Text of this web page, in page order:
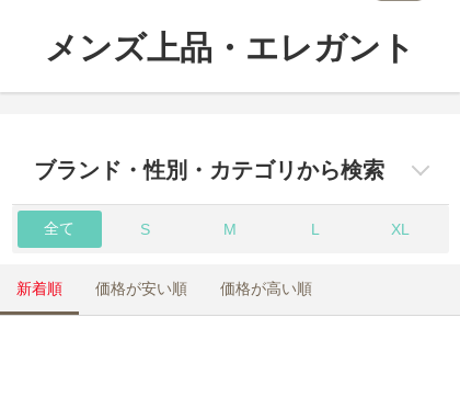
メンズ上品・エレガント
ブランド・性別・カテゴリから検索
全て S M L XL
新着順 価格が安い順 価格が高い順